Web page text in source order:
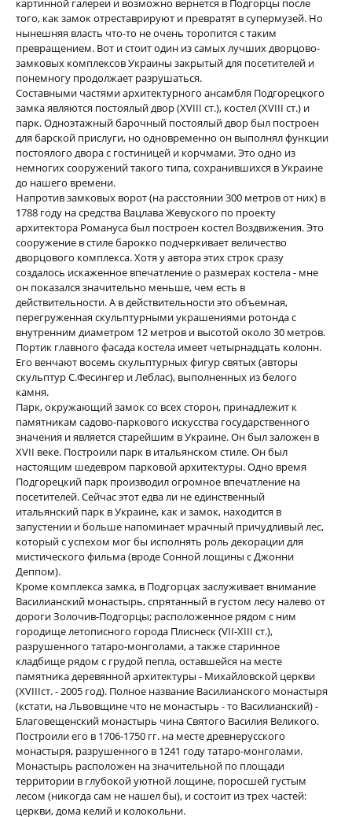
картинной галереи и возможно вернется в Подгорцы после
того, как замок отреставрируют и превратят в супермузей. Но
нынешняя власть что-то не очень торопится с таким
превращением. Вот и стоит один из самых лучших дворцово-
замковых комплексов Украины закрытый для посетителей и
понемногу продолжает разрушаться.
Составными частями архитектурного ансамбля Подгорецкого
замка являются постоялый двор (XVIII ст.), костел (XVIII ст.) и
парк. Одноэтажный барочный постоялый двор был построен
для барской прислуги, но одновременно он выполнял функции
постоялого двора с гостиницей и корчмами. Это одно из
немногих сооружений такого типа, сохранившихся в Украине
до нашего времени.
Напротив замковых ворот (на расстоянии 300 метров от них) в
1788 году на средства Вацлава Жевуского по проекту
архитектора Романуса был построен костел Воздвижения. Это
сооружение в стиле барокко подчеркивает величество
дворцового комплекса. Хотя у автора этих строк сразу
создалось искаженное впечатление о размерах костела - мне
он показался значительно меньше, чем есть в
действительности. А в действительности это объемная,
перегруженная скульптурными украшениями ротонда с
внутренним диаметром 12 метров и высотой около 30 метров.
Портик главного фасада костела имеет четырнадцать колонн.
Его венчают восемь скульптурных фигур святых (авторы
скульптур С.Фесингер и Леблас), выполненных из белого
камня.
Парк, окружающий замок со всех сторон, принадлежит к
памятникам садово-паркового искусства государственного
значения и является старейшим в Украине. Он был заложен в
XVII веке. Построили парк в итальянском стиле. Он был
настоящим шедевром парковой архитектуры. Одно время
Подгорецкий парк производил огромное впечатление на
посетителей. Сейчас этот едва ли не единственный
итальянский парк в Украине, как и замок, находится в
запустении и больше напоминает мрачный причудливый лес,
который с успехом мог бы исполнять роль декорации для
мистического фильма (вроде Сонной лощины с Джонни
Деппом).
Кроме комплекса замка, в Подгорцах заслуживает внимание
Василианский монастырь, спрятанный в густом лесу налево от
дороги Золочив-Подгорцы; расположенное рядом с ним
городище летописного города Плиснеск (VII-ХІІІ ст.),
разрушенного татаро-монголами, а также старинное
кладбище рядом с грудой пепла, оставшейся на месте
памятника деревянной архитектуры - Михайловской церкви
(XVIIIст. - 2005 год). Полное название Василианского монастыря
(кстати, на Львовщине что не монастырь - то Василианский) -
Благовещенский монастырь чина Святого Василия Великого.
Построили его в 1706-1750 гг. на месте древнерусского
монастыря, разрушенного в 1241 году татаро-монголами.
Монастырь расположен на значительной по площади
территории в глубокой уютной лощине, поросшей густым
лесом (никогда сам не нашел бы), и состоит из трех частей:
церкви, дома келий и колокольни.